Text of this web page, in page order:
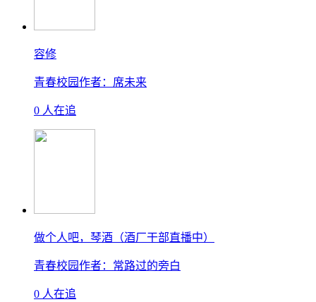
容修
青春校园作者：席未来
0 人在追
做个人吧，琴酒（酒厂干部直播中）
青春校园作者：常路过的旁白
0 人在追